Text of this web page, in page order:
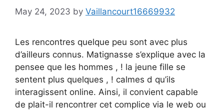
May 24, 2023 by Vaillancourt16669932
Les rencontres quelque peu sont avec plus
d’ailleurs connus. Matignasse s’explique avec la
pensee que les hommes , ! la jeune fille se
sentent plus quelques , ! calmes d qu’ils
interagissent online. Ainsi, il convient capable
de plait-il rencontrer cet complice via le web ou